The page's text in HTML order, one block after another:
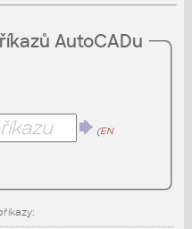
AutoCADu
(EN